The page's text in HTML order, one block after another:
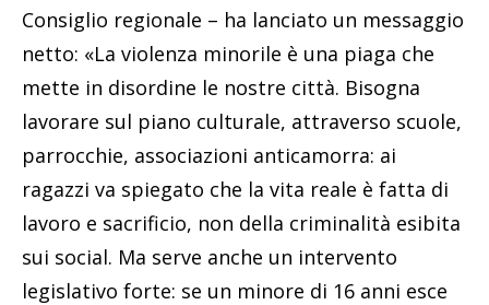
Consiglio regionale – ha lanciato un messaggio
netto: «La violenza minorile è una piaga che
mette in disordine le nostre città. Bisogna
lavorare sul piano culturale, attraverso scuole,
parrocchie, associazioni anticamorra: ai
ragazzi va spiegato che la vita reale è fatta di
lavoro e sacrificio, non della criminalità esibita
sui social. Ma serve anche un intervento
legislativo forte: se un minore di 16 anni esce